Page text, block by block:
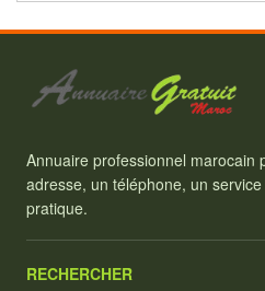
Annuaire professionnel marocain
adresse, un téléphone, un
pratique.
RECHERCHER